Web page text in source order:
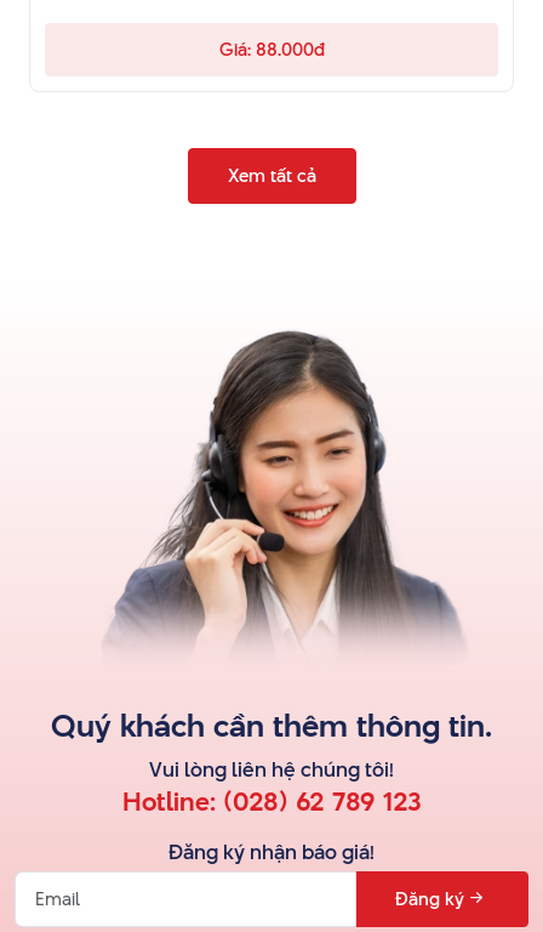
Giá: 88.000đ
Xem tất cả
Quý khách cần thêm thông tin.
Vui lòng liên hệ chúng tôi!
Hotline: (028) 62 789 123
Đăng ký nhận báo giá!
Đăng ký